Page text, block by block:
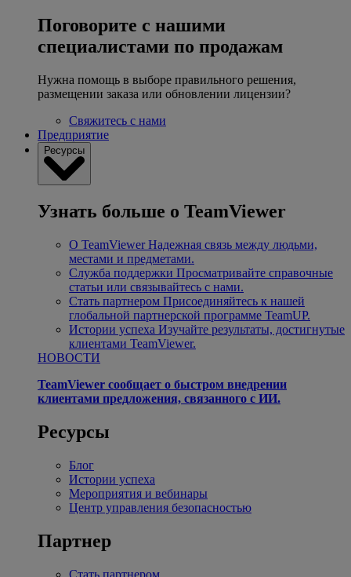
Поговорите с нашими
специалистами по продажам
Нужна помощь в выборе правильного решения,
размещении заказа или обновлении лицензии?
Свяжитесь с нами
Предприятие
Ресурсы
Узнать больше о TeamViewer
О TeamViewer Надежная связь между людьми,
местами и предметами.
Служба поддержки Просматривайте справочные
статьи или связывайтесь с нами.
Стать партнером Присоединяйтесь к нашей
глобальной партнерской программе TeamUP.
Истории успеха Изучайте результаты, достигнутые
клиентами TeamViewer.
НОВОСТИ
TeamViewer сообщает о быстром внедрении
клиентами предложения, связанного с ИИ.
Ресурсы
Блог
Истории успеха
Мероприятия и вебинары
Центр управления безопасностью
Партнер
Стать партнером